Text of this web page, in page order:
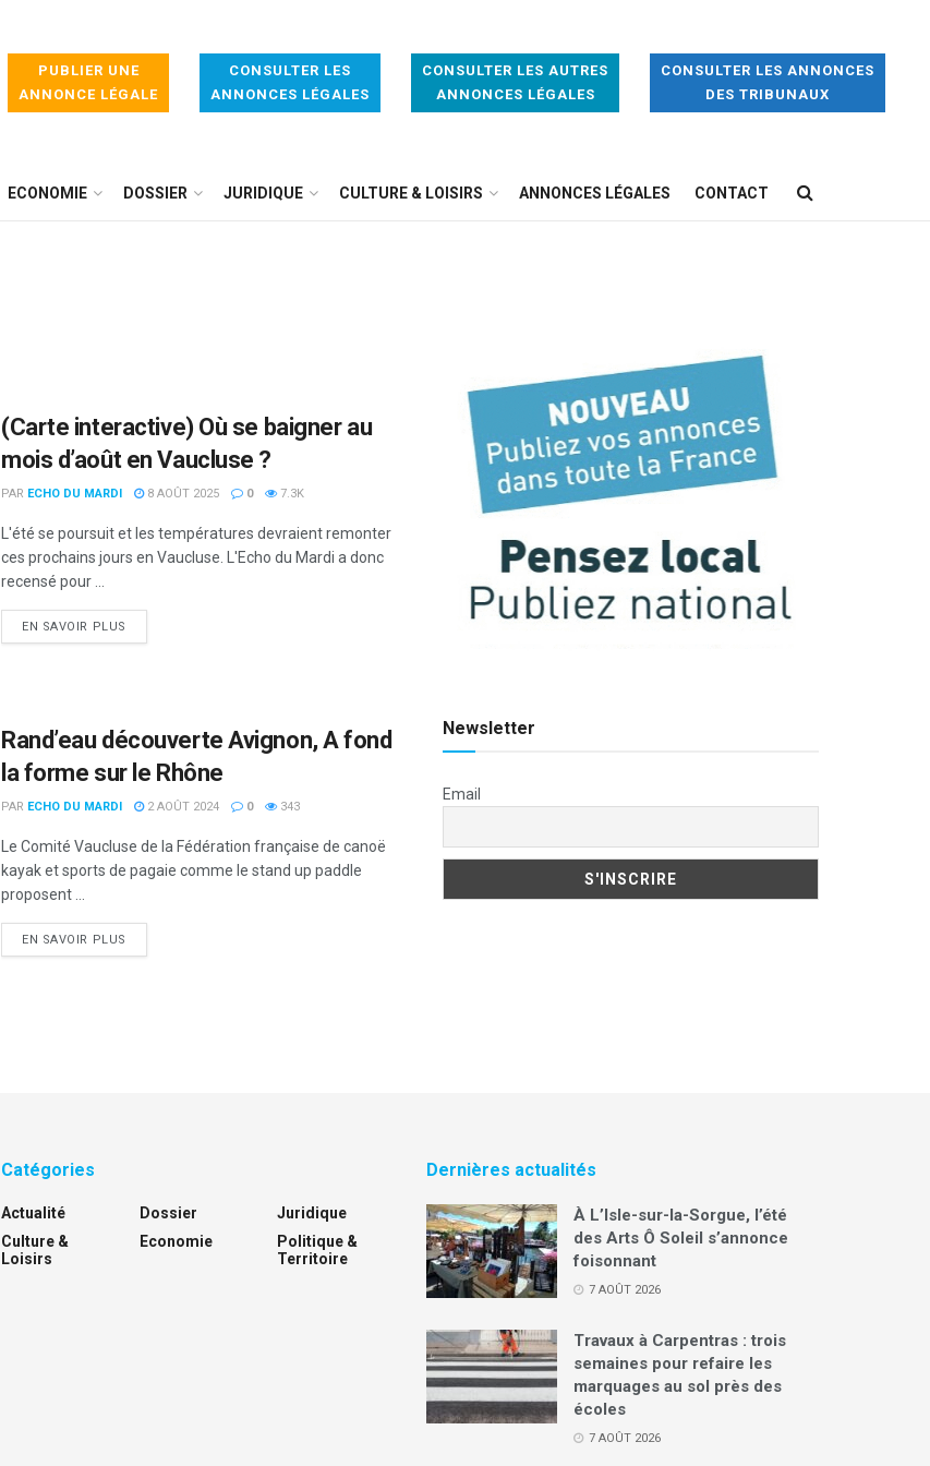
PUBLIER UNE
ANNONCE LÉGALE
CONSULTER LES
ANNONCES LÉGALES
CONSULTER LES AUTRES
ANNONCES LÉGALES
CONSULTER LES ANNONCES
DES TRIBUNAUX
ECONOMIE DOSSIER JURIDIQUE CULTURE & LOISIRS ANNONCES LÉGALES CONTACT
(Carte interactive) Où se baigner au
mois d’août en Vaucluse ?
PAR ECHO DU MARDI 8 AOÛT 2025 0 7.3K
L'été se poursuit et les températures devraient remonter
ces prochains jours en Vaucluse. L'Echo du Mardi a donc
recensé pour ...
EN SAVOIR PLUS
Rand’eau découverte Avignon, A fond
la forme sur le Rhône
PAR ECHO DU MARDI 2 AOÛT 2024 0 343
Le Comité Vaucluse de la Fédération française de canoë
kayak et sports de pagaie comme le stand up paddle
proposent ...
EN SAVOIR PLUS
Newsletter
Email
Catégories
Actualité
Culture &
Loisirs
Dossier
Economie
Juridique
Politique &
Territoire
Dernières actualités
À L’Isle-sur-la-Sorgue, l’été
des Arts Ô Soleil s’annonce
foisonnant
7 AOÛT 2026
Travaux à Carpentras : trois
semaines pour refaire les
marquages au sol près des
écoles
7 AOÛT 2026